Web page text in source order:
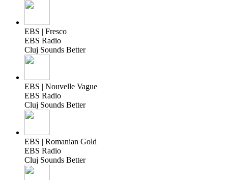
EBS | Fresco
EBS Radio
Cluj Sounds Better
EBS | Nouvelle Vague
EBS Radio
Cluj Sounds Better
EBS | Romanian Gold
EBS Radio
Cluj Sounds Better